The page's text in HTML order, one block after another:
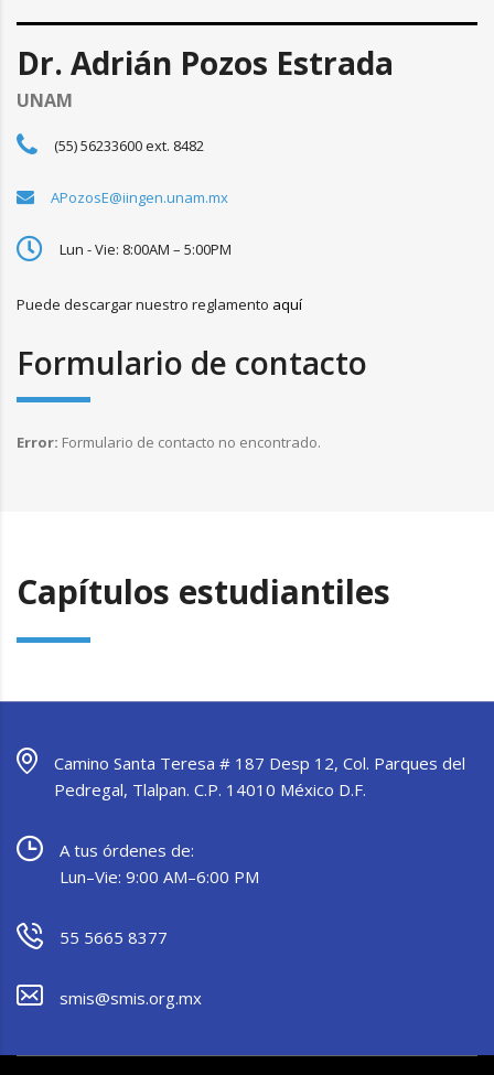
Dr. Adrián Pozos Estrada
UNAM
(55) 56233600 ext. 8482
APozosE@iingen.unam.mx
Lun - Vie: 8:00AM – 5:00PM
Puede descargar nuestro reglamento aquí
Formulario de contacto
Error: Formulario de contacto no encontrado.
Capítulos estudiantiles
Camino Santa Teresa # 187 Desp 12, Col. Parques del
Pedregal, Tlalpan. C.P. 14010 México D.F.
A tus órdenes de:
Lun–Vie: 9:00 AM–6:00 PM
55 5665 8377
smis@smis.org.mx